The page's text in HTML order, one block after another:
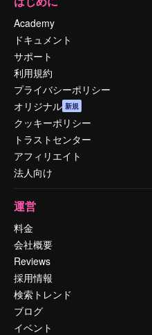
Academy
ドキュメント
サポート
利用規約
プライバシーポリシー
オリジナル 新規
クッキーポリシー
トラストセンター
アフィリエイト
法人向け
運営
料金
会社概要
Reviews
採用情報
検索トレンド
ブログ
イベント